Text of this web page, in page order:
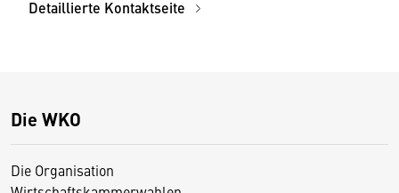
Detaillierte Kontaktseite
Die WKO
Die Organisation